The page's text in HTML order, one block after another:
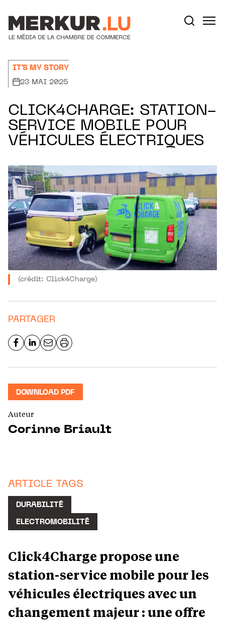
IT'S MY STORY
23 MAI 2025
CLICK4CHARGE: STATION-
SERVICE MOBILE POUR
VÉHICULES ÉLECTRIQUES
(crédit: Click4Charge)
PARTAGER
DOWNLOAD PDF
Auteur
Corinne Briault
ARTICLE TAGS
DURABILITÉ
ELECTROMOBILITÉ
Click4Charge propose une
station-service mobile pour les
véhicules électriques avec un
changement majeur : une offre